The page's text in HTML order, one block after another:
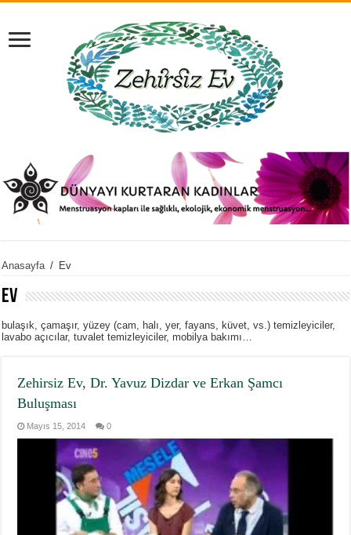
Anasayfa / Ev
Ev
bulaşık, çamaşır, yüzey (cam, halı, yer, fayans, küvet, vs.) temizleyiciler,
lavabo açıcılar, tuvalet temizleyiciler, mobilya bakımı…
Zehirsiz Ev, Dr. Yavuz Dizdar ve Erkan Şamcı
Buluşması
Mayıs 15, 2014 0